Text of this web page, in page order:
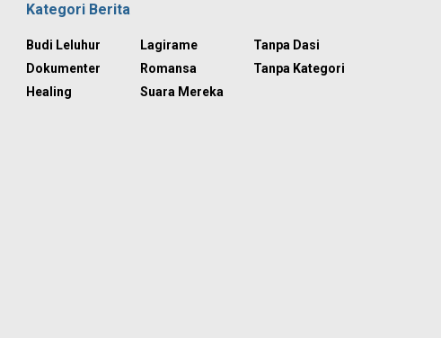
Kategori Berita
Budi Leluhur
Dokumenter
Healing
Lagirame
Romansa
Suara Mereka
Tanpa Dasi
Tanpa Kategori